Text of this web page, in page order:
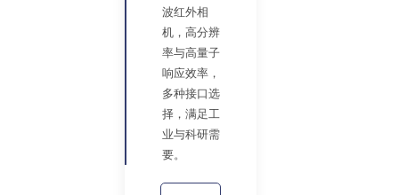
波红外相
机，高分辨
率与高量子
响应效率，
多种接口选
择，满足工
业与科研需
要。